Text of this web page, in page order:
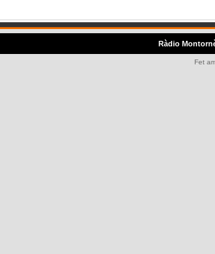
Ràdio
Fet